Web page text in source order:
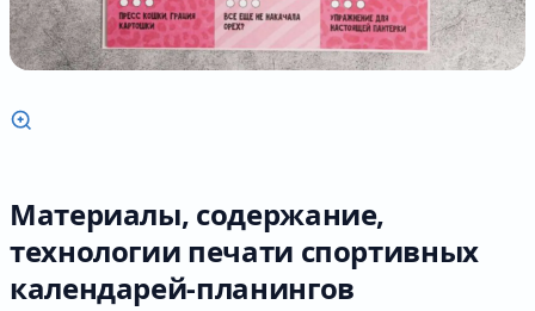
Материалы, содержание,
технологии печати спортивных
календарей-планингов